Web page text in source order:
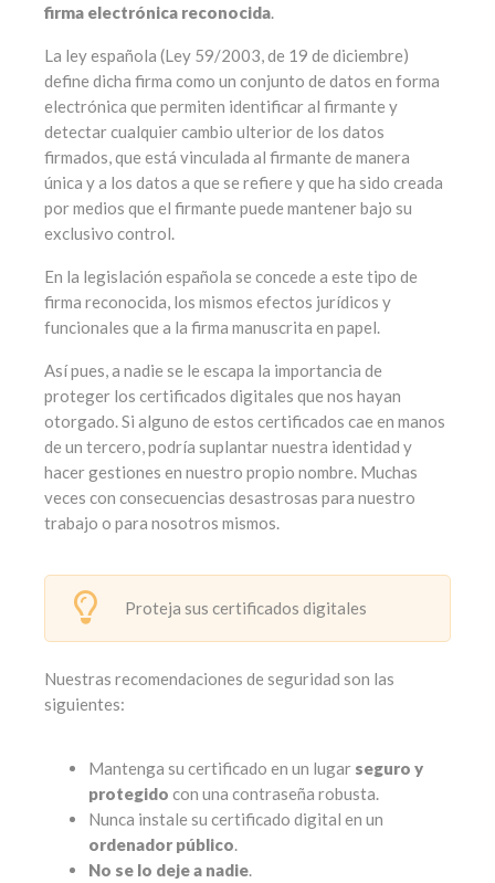
firma electrónica reconocida.
La ley española (Ley 59/2003, de 19 de diciembre)
define dicha firma como un conjunto de datos en forma
electrónica que permiten identificar al firmante y
detectar cualquier cambio ulterior de los datos
firmados, que está vinculada al firmante de manera
única y a los datos a que se refiere y que ha sido creada
por medios que el firmante puede mantener bajo su
exclusivo control.
En la legislación española se concede a este tipo de
firma reconocida, los mismos efectos jurídicos y
funcionales que a la firma manuscrita en papel.
Así pues, a nadie se le escapa la importancia de
proteger los certificados digitales que nos hayan
otorgado. Si alguno de estos certificados cae en manos
de un tercero, podría suplantar nuestra identidad y
hacer gestiones en nuestro propio nombre. Muchas
veces con consecuencias desastrosas para nuestro
trabajo o para nosotros mismos.
Proteja sus certificados digitales
Nuestras recomendaciones de seguridad son las
siguientes:
Mantenga su certificado en un lugar seguro y
protegido con una contraseña robusta.
Nunca instale su certificado digital en un
ordenador público.
No se lo deje a nadie.